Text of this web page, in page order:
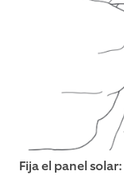
Fija el panel solar: